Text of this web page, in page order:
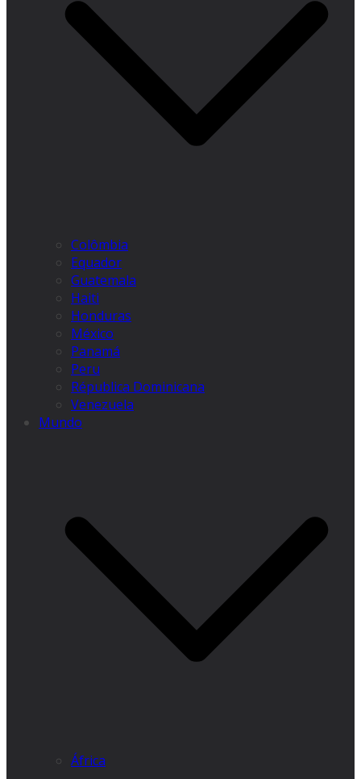
Colômbia
Equador
Guatemala
Haiti
Honduras
México
Panamá
Peru
Républica Dominicana
Venezuela
Mundo
África